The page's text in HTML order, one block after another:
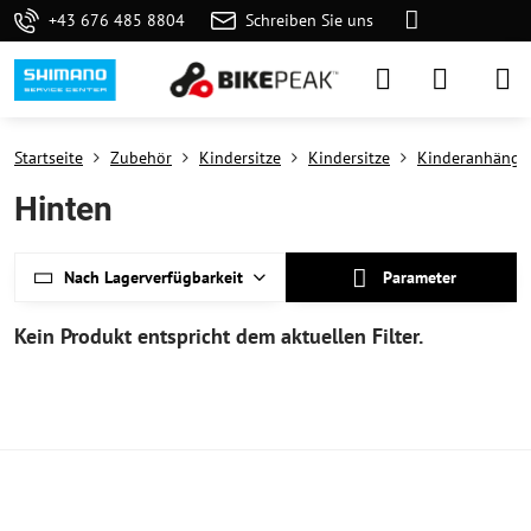
+43 676 485 8804 Schreiben Sie uns
Startseite Zubehör Kindersitze Kindersitze
Hinten
Nach Lagerverfügbarkeit Parameter